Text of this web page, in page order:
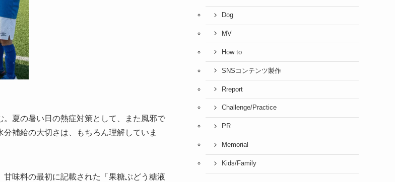
夏の暑い日の熱症対策として、また風邪で
補給の大切さは、もちろん理解していま
味料の最初に記載された「果糖ぶどう糖液
Dog
MV
How to
SNSコンテンツ製作
Rreport
Challenge/Practice
PR
Memorial
Kids/Family